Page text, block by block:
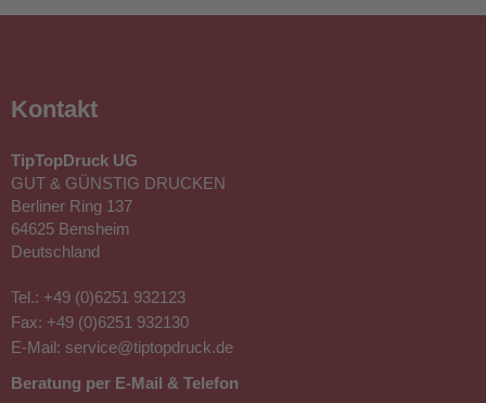
Kontakt
TipTopDruck UG
GUT & GÜNSTIG DRUCKEN
Berliner Ring 137
64625 Bensheim
Deutschland
Tel.: +49 (0)6251 932123
Fax: +49 (0)6251 932130
E-Mail: service@tiptopdruck.de
Beratung per E-Mail & Telefon